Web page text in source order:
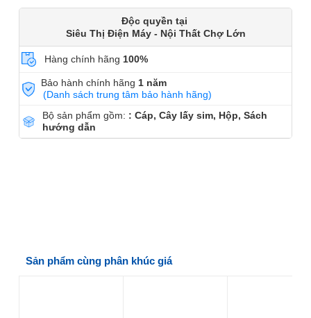
Độc quyền tại
Siêu Thị Điện Máy - Nội Thất Chợ Lớn
Hàng chính hãng 100%
Bảo hành chính hãng 1 năm
(Danh sách trung tâm bảo hành hãng)
Bộ sản phẩm gồm: : Cáp, Cây lấy sim, Hộp, Sách
hướng dẫn
Sản phẩm cùng phân khúc giá